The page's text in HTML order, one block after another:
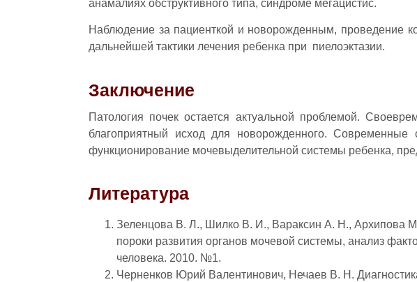
анамалиях обструктивного типа, синдроме мегацистис.
Наблюдение за пациенткой и новорожденным, проведение
дальнейшей тактики лечения ребенка при пиелоэктазии.
Заключение
Патология почек остается актуальной проблемой.
благоприятный исход для новорожденного. Современные
функционирование мочевыделительной системы ребенка,
Литература
Зеленцова В. Л., Шилко В. И., Вараксин А. Н.,
пороки развития органов мочевой системы, анализ
человека. 2010. №1.
Черненков Юрий Валентинович, Нечаев В. Н.